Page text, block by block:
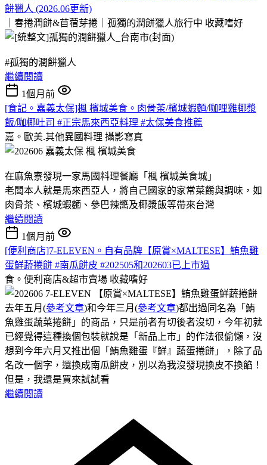
餅獵人 (2026.06更新)
｜春捲潤餅&苜蓿芽捲｜孤獨的潤餅獵人旅行中 收藏嗜好
#孤獨的潤餅獵人
繼續閱讀
1個月前
[食記。嘉義太保]楓 檳城美食。肉骨茶/檳城蝦麵/咖哩雞椰漿
飯/咖椰吐司 #正宗馬來西亞料理 #太保美食推薦
嘉。歐美.其他異國料理 攝影寫真
在麻魚寮發現一家馬國料理餐廳「楓 檳城美食城」
老闆本人就是馬來西亞人，將自己國家的家常菜餚與調味，如
肉骨茶、檳城蝦麵、參巴辣醬及椰漿飯等帶來台灣
繼續閱讀
1個月前
[便利商店]7-ELEVEN。自有品牌【原賞×MALTESE】鮪魚雞
蛋鮮蔬捲餅 #南瓜餅皮 #202505和202603已上市過
食。便利商店&超市賣場 收藏嗜好
去年五月(參考文章)和今年三月(參考文章)都出過同名為「鮪
魚雞蛋蔬菜捲餅」的商品，只是前者有切後者沒切，今年初就
已經覺得這種換個包裝就說是「新品上市」的作法很偷懶，沒
想到今年六月又推出個「鮪魚雞蛋『鮮』蔬蛋捲餅」，除了品
名改一個字，還換成南瓜餅皮，別以為我沒發現換皮不換餡！
但是，我還是買來試試看
繼續閱讀